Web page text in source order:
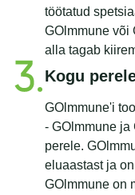
töötatud
GOlmmune või
alla tagab
Kogu
GOlmmune'i
- GOlmmune ja
perele.
eluaastast ja
GOlmmune on